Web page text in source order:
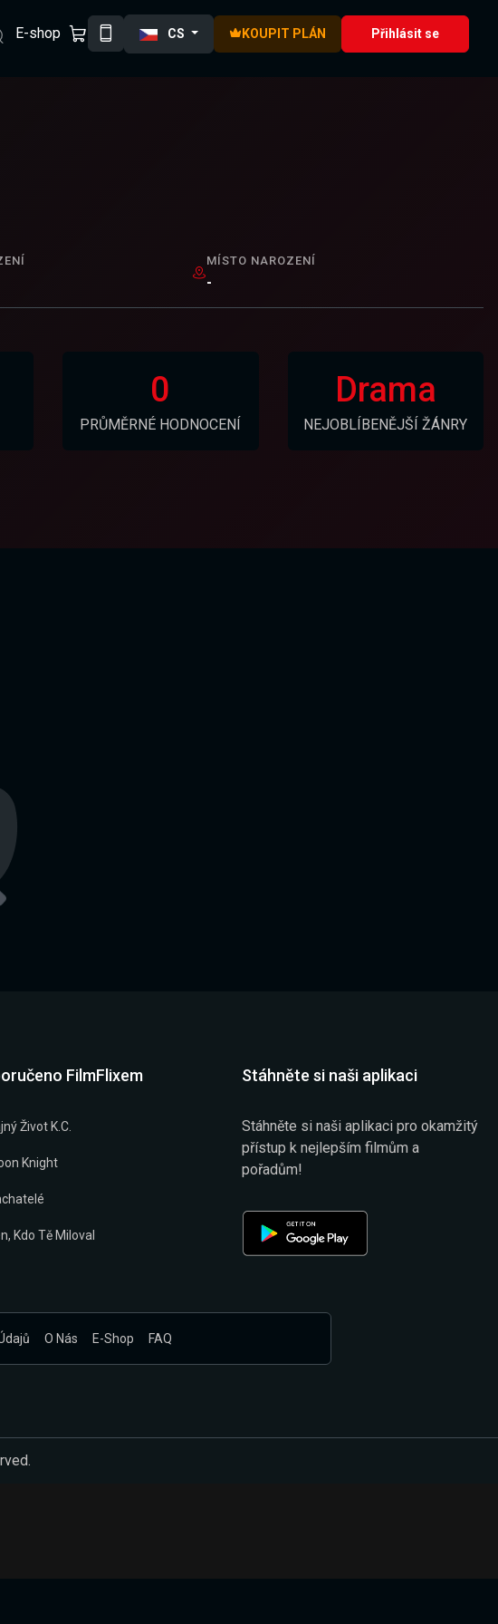
E-shop CS KOUPIT PLÁN Přihlásit se
MÍSTO NAROZENÍ
-
0
PRŮMĚRNÉ HODNOCENÍ
Drama
NEJOBLÍBENĚJŠÍ ŽÁNRY
FilmFlixem
Život K.C.
Knight
Kdo Tě Miloval
Stáhněte si naši aplikaci
Stáhněte si naši aplikaci pro okamžitý
přístup k nejlepším filmům a
pořadům!
O Nás E-Shop FAQ